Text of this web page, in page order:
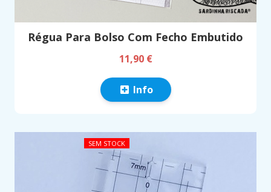
Régua Para Bolso Com Fecho Embutido
11,90 €
Info
SEM STOCK